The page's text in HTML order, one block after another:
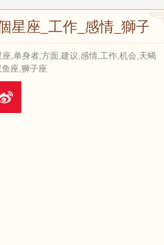
星座_工作_感情_獅子座
,单身者,方面,建议,感情,工作,机会,天蝎
座,狮子座